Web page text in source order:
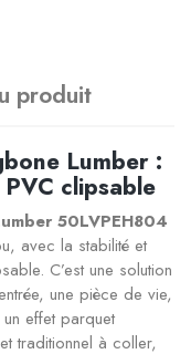
produit
Lumber :
clipsable
50LVPEH804
avec la stabilité et
C’est une solution
une pièce de vie,
effet parquet
traditionnel à coller,